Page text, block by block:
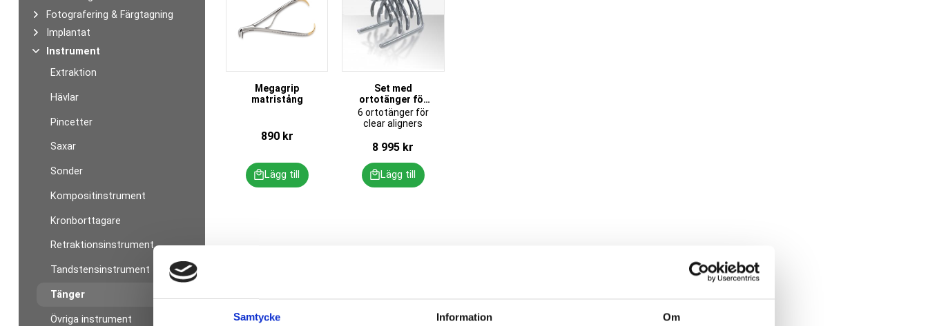
Samtycke Information Om
Megagrip
matristång
890kr
Set med
ortotänger för
clear aligners
6 ortotänger för
clear aligners
8 995 kr
Fotografering & Färgtagning
Implantat
Instrument
Extraktion
Hävlar
Pincetter
Saxar
Sonder
Kompositinstrument
Kronborttagare
Retraktionsinstrument
Tandstensinstrument
Tänger
Övriga instrument